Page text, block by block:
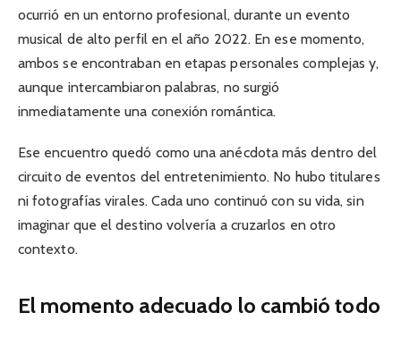
ocurrió en un entorno profesional, durante un evento
musical de alto perfil en el año 2022. En ese momento,
ambos se encontraban en etapas personales complejas y,
aunque intercambiaron palabras, no surgió
inmediatamente una conexión romántica.
Ese encuentro quedó como una anécdota más dentro del
circuito de eventos del entretenimiento. No hubo titulares
ni fotografías virales. Cada uno continuó con su vida, sin
imaginar que el destino volvería a cruzarlos en otro
contexto.
El momento adecuado lo cambió todo